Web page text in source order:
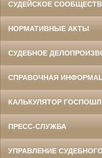
СУДЕЙСКОЕ
НОРМАТИВНЫЕ АКТЫ
СУДЕБНОЕ
СПРАВОЧНАЯ
КАЛЬКУЛЯТОР
ПРЕСС-СЛУЖБА
УПРАВЛЕНИЕ